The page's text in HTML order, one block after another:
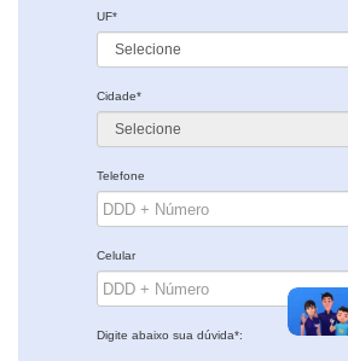
UF*
Cidade*
Telefone
Celular
Digite abaixo sua dúvida*: